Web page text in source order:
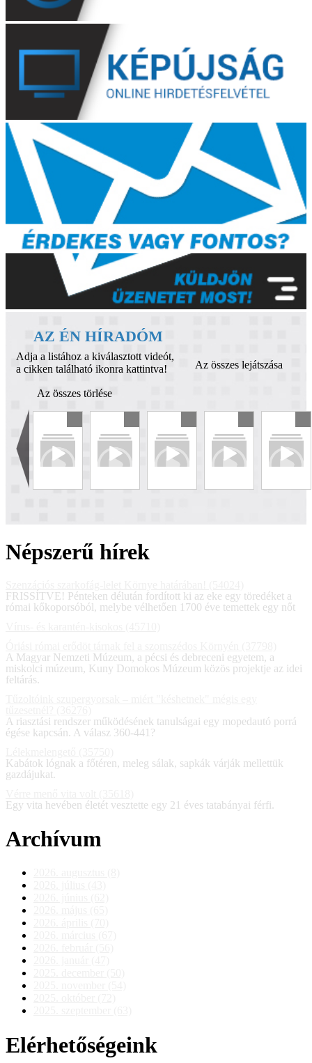
AZ ÉN HÍRADÓM
Adja a listához a kiválasztott videót,
a cikken található ikonra kattintva!
Az összes lejátszása
Az összes törlése
Népszerű hírek
FRISSÍTVE! Pénteken délután fordított ki az eke egy töredéket a
római kőkoporsóból, melybe vélhetően 1700 éve temettek egy nőt
A Magyar Nemzeti Múzeum, a pécsi és debreceni egyetem, a
miskolci múzeum, Kuny Domokos Múzeum közös projektje az idei
feltárás.
A riasztási rendszer működésének tanulságai egy mopedautó porrá
égése kapcsán. A válasz 360-441?
Kabátok lógnak a főtéren, meleg sálak, sapkák várják mellettük
gazdájukat.
Egy vita hevében életét vesztette egy 21 éves tatabányai férfi.
Archívum
Elérhetőségeink